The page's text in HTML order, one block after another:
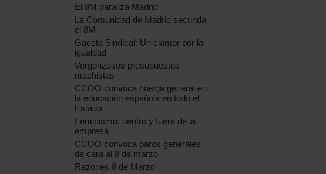
El 8M paraliza Madrid
La Comunidad de Madrid secunda
el 8M
Gaceta Sindical: Un clamor por la
igualdad
Vergonzosos presupuestos
machistas
CCOO convoca huelga general en
la educación española en todo el
Estado
Feminismo: dentro y fuera de la
empresa
CCOO convoca paros generales
de cara al 8 de marzo
Razones 8 de Marzo